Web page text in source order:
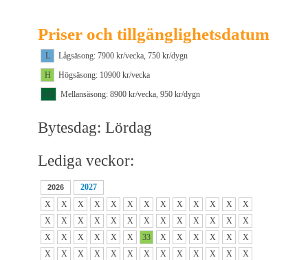
Priser och tillgänglighetsdatum
L
Lågsäsong: 7900 kr/vecka, 750 kr/dygn
H
Högsäsong: 10900 kr/vecka
M1
Mellansäsong: 8900 kr/vecka, 950 kr/dygn
Bytesdag: Lördag
Lediga veckor:
2026
2027
X
X X X X X X X X X X X
X
X
X X X X X X X X X X X
X
X
X X X X X 33 X X X X X
X
X
X X X X X X X X X X X X